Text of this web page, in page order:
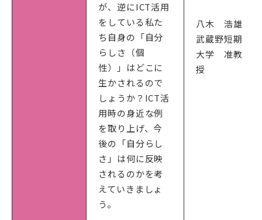
が、逆にICT活用
をしている私た
ち自身の「自分
らしさ（個
性）」はどこに
生かされるので
しょうか？ICT活
用時の身近な例
を取り上げ、今
後の「自分らし
さ」は何に反映
されるのかを考
えていきましょ
う。
八木 浩雄
武蔵野短期
大学 准教
授